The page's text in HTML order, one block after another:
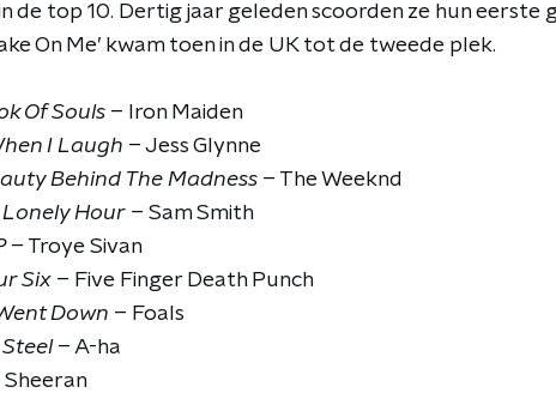
de top 10. Dertig jaar geleden scoorden ze hun eerste
On Me’ kwam toen in de UK tot de tweede plek.
Of Souls – Iron Maiden
I Laugh – Jess Glynne
Behind The Madness – The Weeknd
Lonely Hour – Sam Smith
– Troye Sivan
Six – Five Finger Death Punch
Down – Foals
Steel– A-ha